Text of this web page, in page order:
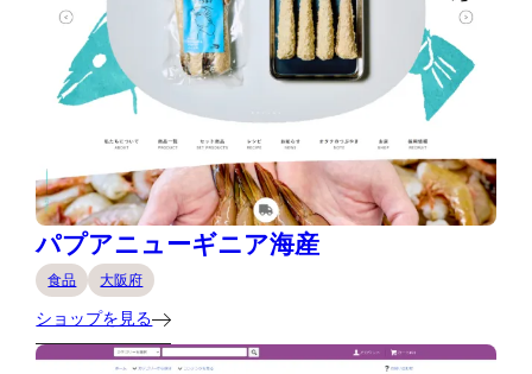
パプアニューギニア海産
食品 大阪府
ショップを見る